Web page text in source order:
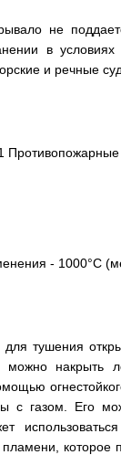
не
в
и речные
- 1000°С
тушения
можно накрыть
с газом. Его
которое